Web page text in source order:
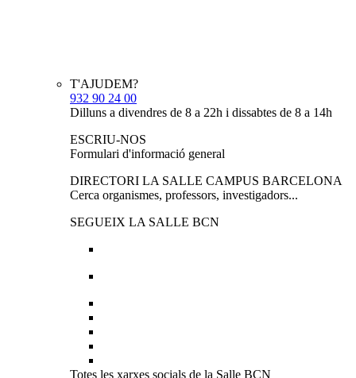
T'AJUDEM?
932 90 24 00
Dilluns a divendres de 8 a 22h i dissabtes de 8 a 14h
ESCRIU-NOS
Formulari d'informació general
DIRECTORI LA SALLE CAMPUS BARCELONA
Cerca organismes, professors, investigadors...
SEGUEIX LA SALLE BCN
Totes les xarxes socials de la Salle BCN